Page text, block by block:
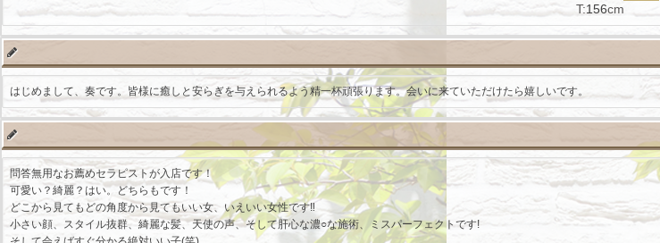
T:156cm
はじめまして、奏です。皆様に癒しと安らぎを与えられるよう精一杯頑張ります。会いに来ていただけたら嬉しいです。
問答無用なお薦めセラピストが入店です！
可愛い？綺麗？はい。どちらもです！
どこから見てもどの角度から見てもいい女、いえいい女性です‼
小さい顔、スタイル抜群、綺麗な髪、天使の声、そして肝心な濃○な施術、ミスパーフェクトです!